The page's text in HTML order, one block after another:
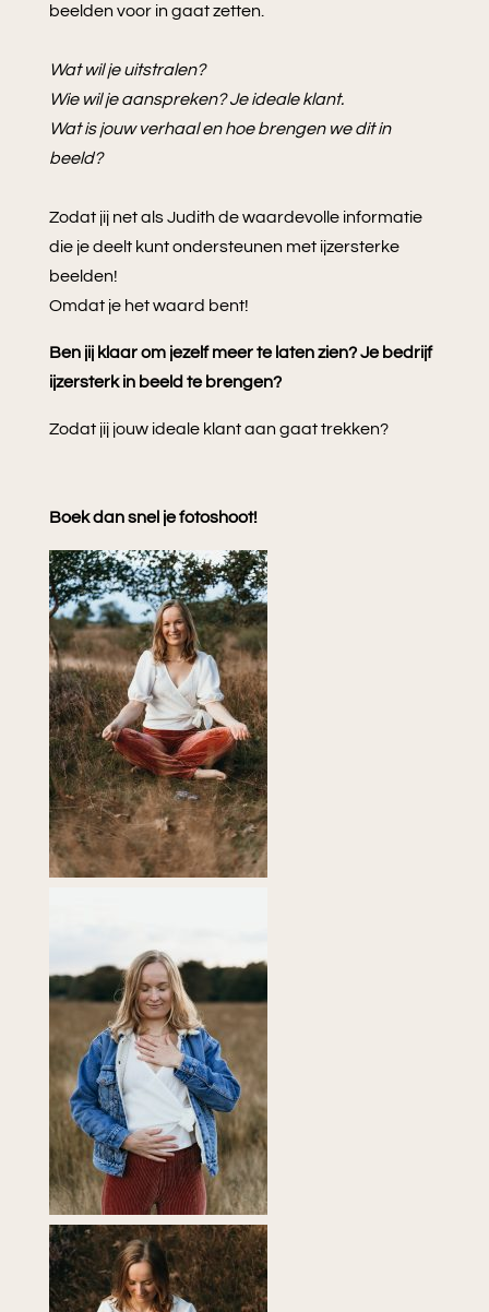
beelden voor in gaat zetten.
Wat wil je uitstralen?
Wie wil je aanspreken? Je ideale klant.
Wat is jouw verhaal en hoe brengen we dit in
beeld?
Zodat jij net als Judith de waardevolle informatie
die je deelt kunt ondersteunen met ijzersterke
beelden!
Omdat je het waard bent!
Ben jij klaar om jezelf meer te laten zien? Je bedrijf
ijzersterk in beeld te brengen?
Zodat jij jouw ideale klant aan gaat trekken?
Boek dan snel je fotoshoot!